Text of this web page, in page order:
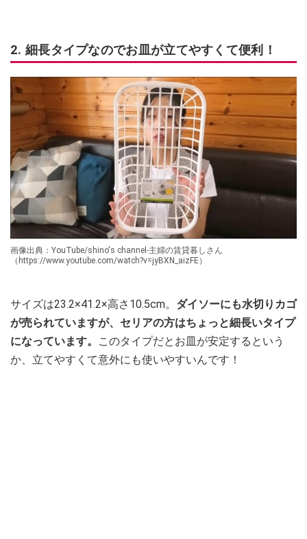
2. 細長タイプなのでお皿が立てやすくて便利！
画像出典：YouTube/shino's channel-主婦の賃貸暮しさん
（https://www.youtube.com/watch?v=jyBXN_aizFE）
サイズは23.2×41.2×高さ10.5cm。 ダイソーにも水切りカゴ
が売られていますが、セリアの方はちょっと細長いタイプ
になっています。
このタイプだとお皿が安定するという
か、立てやすくて意外にも使いやすいんです！